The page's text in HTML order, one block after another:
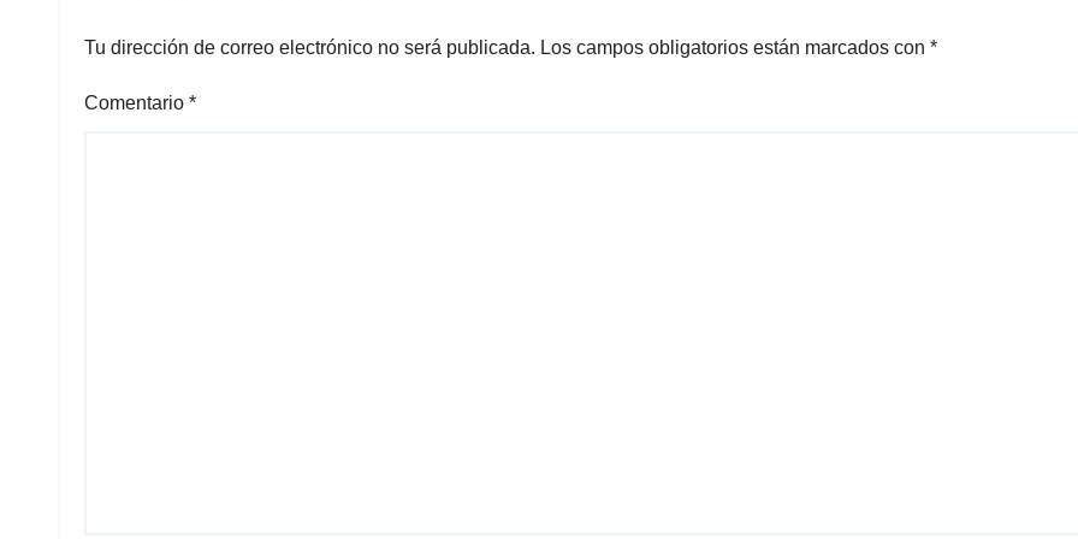
Tu dirección de correo electrónico no será publicada. Los campos obligatorios están marcados con *
Comentario *